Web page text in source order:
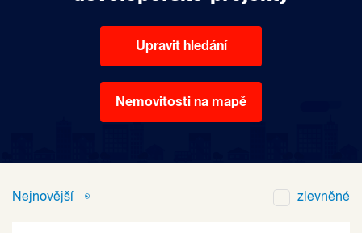
Upravit hledání
Nemovitosti na mapě
Nejnovější zlevněné